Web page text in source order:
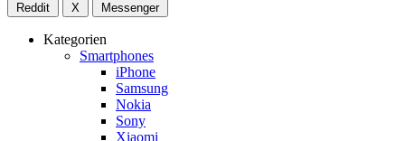
Reddit X Messenger
Kategorien
Smartphones
iPhone
Samsung
Nokia
Sony
Xiaomi